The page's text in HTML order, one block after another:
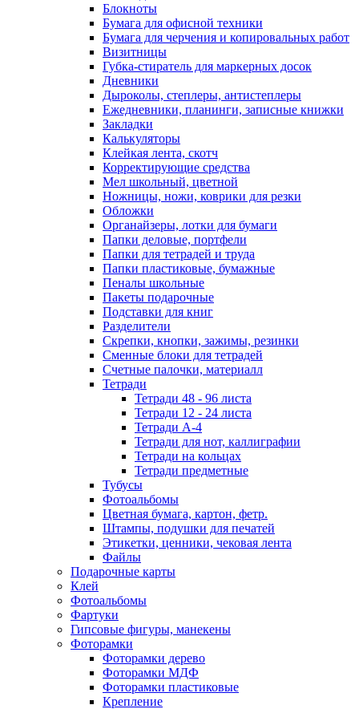
Блокноты
Бумага для офисной техники
Бумага для черчения и копировальных работ
Визитницы
Губка-стиратель для маркерных досок
Дневники
Дыроколы, степлеры, антистеплеры
Ежедневники, планинги, записные книжки
Закладки
Калькуляторы
Клейкая лента, скотч
Корректирующие средства
Мел школьный, цветной
Ножницы, ножи, коврики для резки
Обложки
Органайзеры, лотки для бумаги
Папки деловые, портфели
Папки для тетрадей и труда
Папки пластиковые, бумажные
Пеналы школьные
Пакеты подарочные
Подставки для книг
Разделители
Скрепки, кнопки, зажимы, резинки
Сменные блоки для тетрадей
Счетные палочки, материалл
Тетради
Тетради 48 - 96 листа
Тетради 12 - 24 листа
Тетради А-4
Тетради для нот, каллиграфии
Тетради на кольцах
Тетради предметные
Тубусы
Фотоальбомы
Цветная бумага, картон, фетр.
Штампы, подушки для печатей
Этикетки, ценники, чековая лента
Файлы
Подарочные карты
Клей
Фотоальбомы
Фартуки
Гипсовые фигуры, манекены
Фоторамки
Фоторамки дерево
Фоторамки МДФ
Фоторамки пластиковые
Крепление